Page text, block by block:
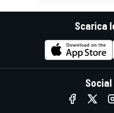
Scarica
Social